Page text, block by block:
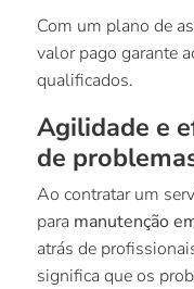
Com um plano de
valor pago garante
qualificados.
Agilidade e
de
Ao contratar um
para manutenção
atrás de
significa que os